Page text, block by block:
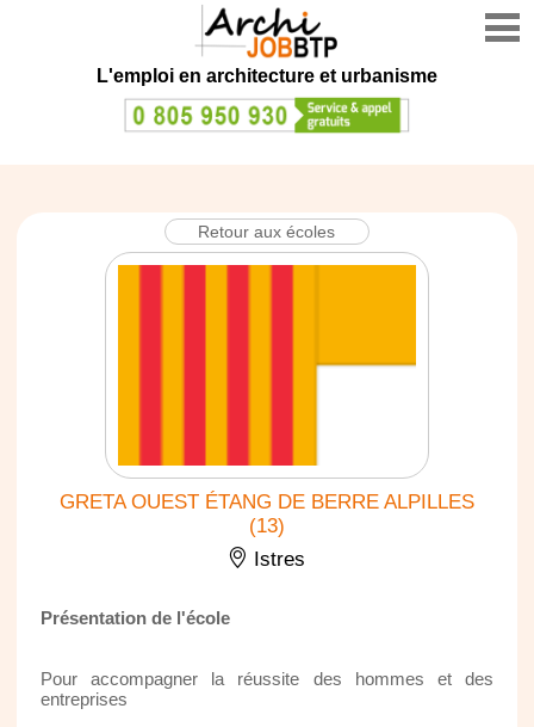
L'emploi en architecture et urbanisme
Retour aux écoles
GRETA OUEST ÉTANG DE BERRE ALPILLES
(13)
Istres
Présentation de l'école
Pour accompagner la réussite des hommes et des
entreprises